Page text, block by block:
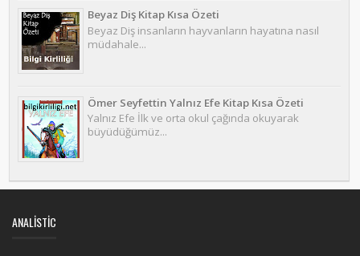
Beyaz Diş Kitap Kısa Özeti
Beyaz Diş insanların hayvanların hayatına nasıl
müdahale...
Ömer Seyfettin Yalnız Efe Kitap Kısa Özeti
Yalnız Efe İlk ve orta okul çağında okuyarak
büyüdüğümüz...
ANALISTIC